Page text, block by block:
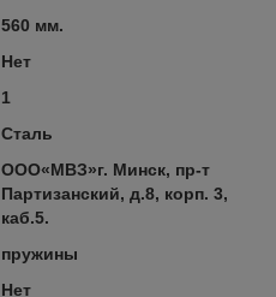
560 мм.
Нет
1
Сталь
ООО«МВЗ»г. Минск, пр-т
Партизанский, д.8, корп. 3,
каб.5.
пружины
Нет